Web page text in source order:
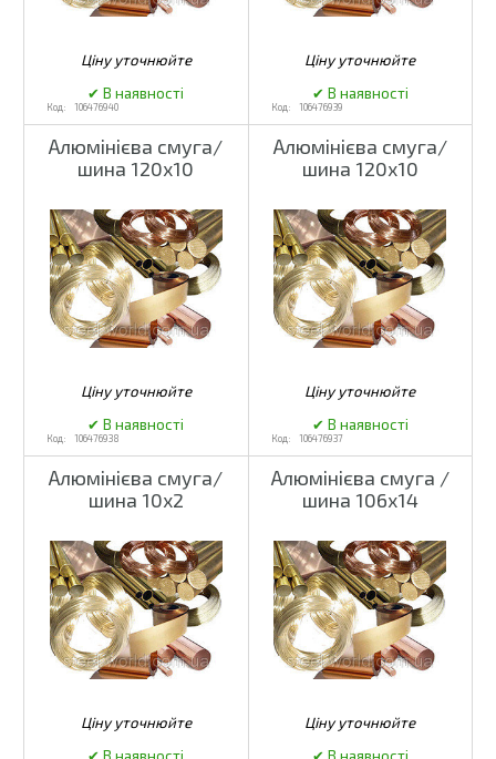
106476940 106476939
Алюмінієва смуга/
шина 120x10
106476938
Алюмінієва смуга/
шина 120x10
106476937
Алюмінієва смуга/
шина 10x2
Алюмінієва смуга /
шина 106x14